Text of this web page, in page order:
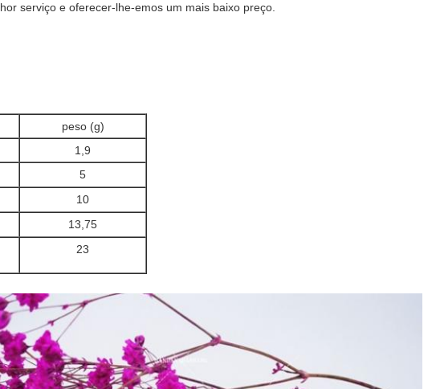
serviço e oferecer-lhe-emos um mais baixo preço.
peso (g)
1,9
5
10
13,75
23